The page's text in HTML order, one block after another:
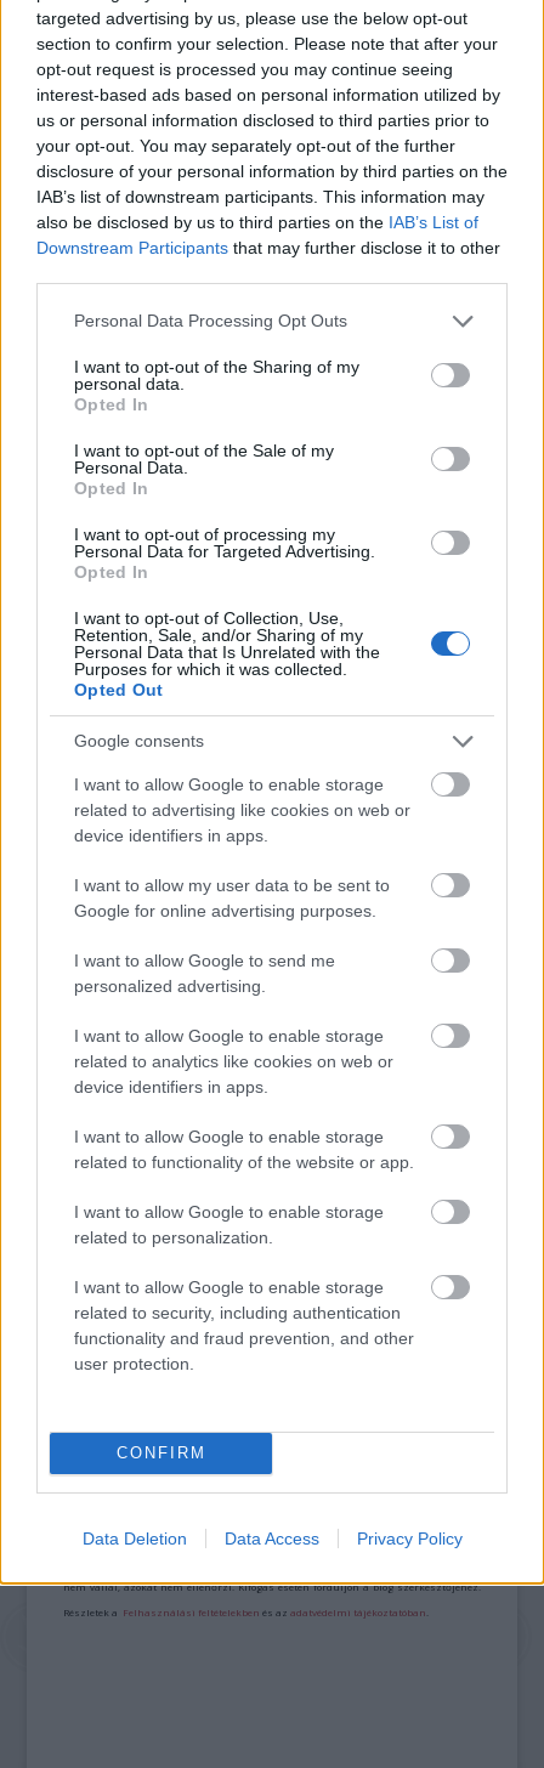
targeted advertising by us, please use the below opt-out
section to confirm your selection. Please note that after your
opt-out request is processed you may continue seeing
interest-based ads based on personal information utilized by
us or personal information disclosed to third parties prior to
your opt-out. You may separately opt-out of the further
disclosure of your personal information by third parties on the
IAB’s list of downstream participants. This information may
also be disclosed by us to third parties on the IAB’s List of
Downstream Participants that may further disclose it to other
Please note that this website/app uses one or more Google
not limited to your visit or usage behaviour. You may click to
grant or deny consent to Google and its third-party tags to
use your data for below specified purposes in below Google
consent section.
Personal Data Processing Opt Outs
I want to opt-out of the Sharing of my
personal data.
Opted In
I want to opt-out of the Sale of my
Personal Data.
Opted In
I want to opt-out of processing my
Personal Data for Targeted Advertising.
Opted In
I want to opt-out of Collection, Use,
Retention, Sale, and/or Sharing of my
Personal Data that Is Unrelated with the
Purposes for which it was collected.
Opted Out
Google consents
I want to allow Google to enable storage
related to advertising like cookies on web or
device identifiers in apps.
I want to allow my user data to be sent to
Google for online advertising purposes.
I want to allow Google to send me
personalized advertising.
I want to allow Google to enable storage
related to analytics like cookies on web or
device identifiers in apps.
I want to allow Google to enable storage
related to functionality of the website or app.
I want to allow Google to enable storage
related to personalization.
I want to allow Google to enable storage
related to security, including authentication
functionality and fraud prevention, and other
user protection.
CONFIRM
Data Deletion Data Access Privacy Policy
közreműködésével.
Vasárnap folytatódnak az előadások és
koncertek, lesz szabadtéri vetélkedő,
kézművesek és iparművészek barokk vására.
A Kastélyok Utcájában neves hazai
műemlékek mutatkoznak be
programajánlataikkal.
berendezve egy régi vívótermet. Bizonyára
sokan lesznek kíváncsiak a cirkuszi
dobójátékokra, a hajdani ruhákban való
fotózkodásra, a sétakocsikázásra a kertben.
Megidézik az akkori gasztronómiát is,
lacikonyhával, kürtőskaláccsal.
A napközbeni szabadtéri programok
ingyenesen látogathatók, ám a kastély
kiállításai belépőjegy-kötelesek.
Vidék Lavór
VILÁGZENÉK A LEGJOBB MINŐSÉGBEN
LÉTEZIK GYÓGYÍTÓ MÚZEUM?!
A bejegyzés trackback címe:
A hozzászólások avonatkozó jogszabályokértelmében felhasználói tartalomnak
nem vállal, azokat nem ellenőrzi. Kifogás esetén forduljon a blog szerkesztőjéhez.
Részletek a Felhasználási feltételekben és azadatvédelmi tájékoztatóban